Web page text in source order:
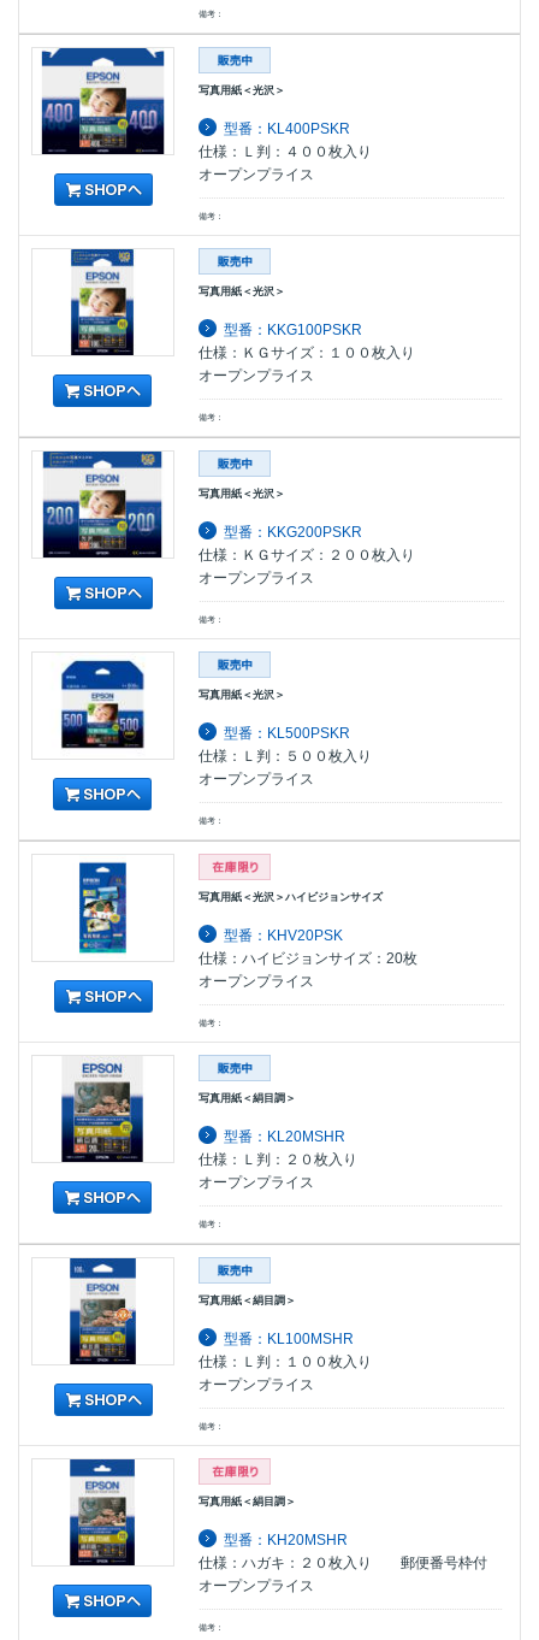
備考：
写真用紙＜光沢＞
型番：KL400PSKR
仕様：Ｌ判：４００枚入り
オープンプライス
備考：
写真用紙＜光沢＞
型番：KKG100PSKR
仕様：ＫＧサイズ：１００枚入り
オープンプライス
備考：
写真用紙＜光沢＞
型番：KKG200PSKR
仕様：ＫＧサイズ：２００枚入り
オープンプライス
備考：
写真用紙＜光沢＞
型番：KL500PSKR
仕様：Ｌ判：５００枚入り
オープンプライス
備考：
写真用紙＜光沢＞ハイビジョンサイズ
型番：KHV20PSK
仕様：ハイビジョンサイズ：20枚
オープンプライス
備考：
写真用紙＜絹目調＞
型番：KL20MSHR
仕様：Ｌ判：２０枚入り
オープンプライス
備考：
写真用紙＜絹目調＞
型番：KL100MSHR
仕様：Ｌ判：１００枚入り
オープンプライス
備考：
写真用紙＜絹目調＞
型番：KH20MSHR
仕様：ハガキ：２０枚入り 郵便番号枠付
オープンプライス
備考：